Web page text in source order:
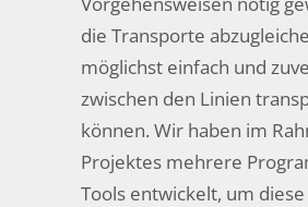
die Transporte
möglichst einfach und
zwischen den Linien
können. Wir haben im
Projektes mehrere
Tools entwickelt, um diese